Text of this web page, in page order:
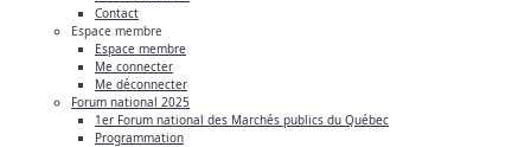
Contact
Espace membre
Espace membre
Me connecter
Me déconnecter
Forum national 2025
1er Forum national des Marchés publics du Québec
Programmation